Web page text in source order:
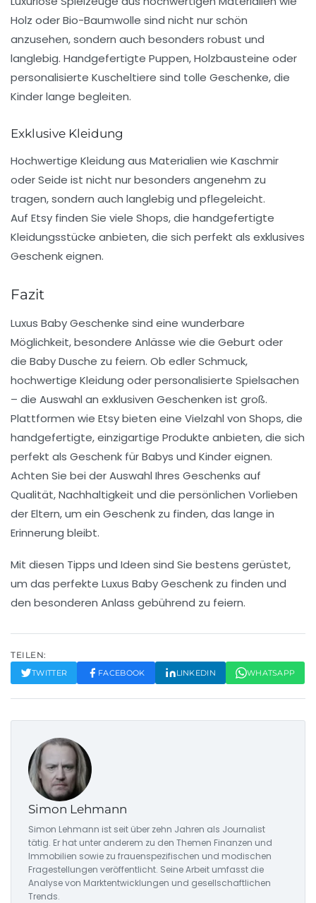
Holz oder Bio-Baumwolle sind nicht nur schön
anzusehen, sondern auch besonders robust und
langlebig. Handgefertigte Puppen, Holzbausteine oder
personalisierte Kuscheltiere sind tolle Geschenke, die
Kinder lange begleiten.
Exklusive Kleidung
Hochwertige Kleidung aus Materialien wie Kaschmir
oder Seide ist nicht nur besonders angenehm zu
tragen, sondern auch langlebig und pflegeleicht.
Auf Etsy finden Sie viele Shops, die handgefertigte
Kleidungsstücke anbieten, die sich perfekt als exklusives
Geschenk eignen.
Fazit
Luxus Baby Geschenke sind eine wunderbare
Möglichkeit, besondere Anlässe wie die Geburt oder
die Baby Dusche zu feiern. Ob edler Schmuck,
hochwertige Kleidung oder personalisierte Spielsachen
– die Auswahl an exklusiven Geschenken ist groß.
Plattformen wie Etsybieten eine Vielzahl von Shops, die
handgefertigte, einzigartige Produkte anbieten, die sich
perfekt als Geschenk fürBabys und Kindereignen.
Achten Sie bei der Auswahl Ihres Geschenks auf
Qualität, Nachhaltigkeit und die persönlichen Vorlieben
der Eltern, um ein Geschenk zu finden, das lange in
Erinnerung bleibt.
Mit diesen Tipps und Ideen sind Sie bestens gerüstet,
um das perfekte Luxus Baby Geschenk zu finden und
den besonderen Anlass gebührend zu feiern.
TEILEN:
TWITTER FACEBOOK LINKEDIN WHATSAPP
Simon Lehmann
Simon Lehmann ist seit über zehn Jahren als Journalist
tätig. Er hat unter anderem zu den Themen Finanzen und
Immobilien sowie zu frauenspezifischen und modischen
Fragestellungen veröffentlicht. Seine Arbeit umfasst die
Analyse von Marktentwicklungen und gesellschaftlichen
Trends.